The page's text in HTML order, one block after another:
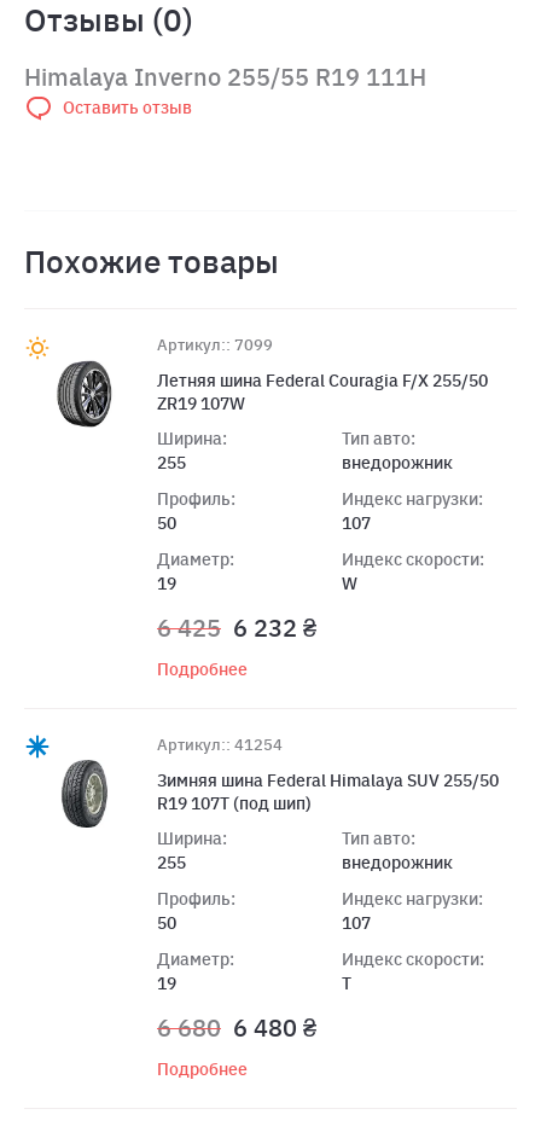
Отзывы (0)
Himalaya Inverno 255/55 R19 111H
Оставить отзыв
Похожие товары
Артикул:: 7099
Летняя шина Federal Couragia F/X 255/50
ZR19 107W
Ширина:
255
Профиль:
50
Диаметр:
19
Тип авто:
внедорожник
Индекс нагрузки:
107
Индекс скорости:
W
6 425 6 232 ₴
Подробнее
Артикул:: 41254
Зимняя шина Federal Himalaya SUV 255/50
R19 107T (под шип)
Ширина:
255
Профиль:
50
Диаметр:
19
Тип авто:
внедорожник
Индекс нагрузки:
107
Индекс скорости:
T
6 680 6 480 ₴
Подробнее